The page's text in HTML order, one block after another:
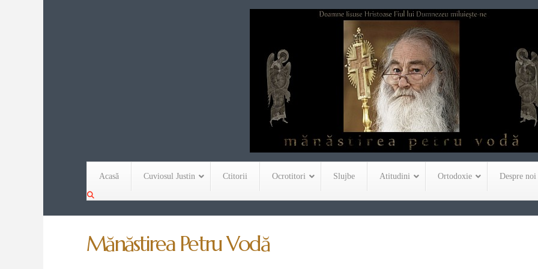
Acasă Cuviosul Justin Ctitorii Ocrotitori Slujbe Atitudini Ortodoxie Despre noi
Mănăstirea Petru Vodă